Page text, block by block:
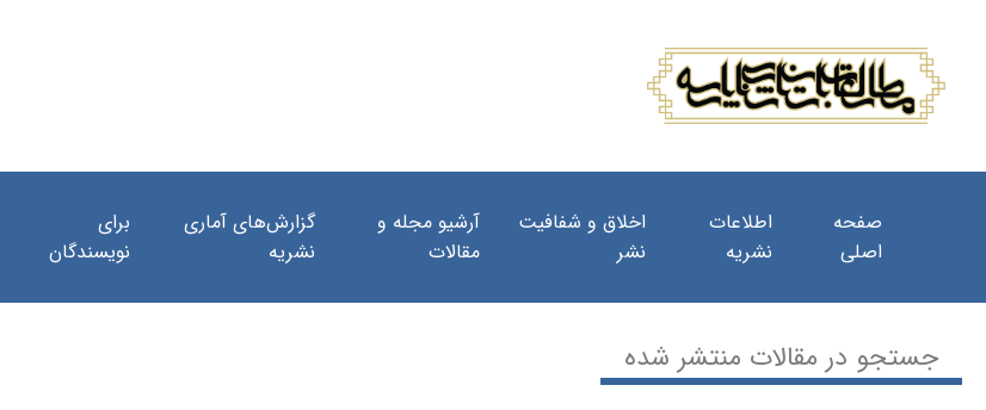
صفحه
اصلی
اطلاعات
نشریه
اخلاق و شفافیت
نشر
آرشیو مجله و
مقالات
گزارش‌های آماری
نشریه
برای
نویسندگان
جستجو در مقالات منتشر شده